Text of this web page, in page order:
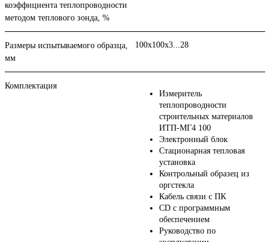
коэффициента теплопроводности
методом теплового зонда, %
Размеры испытываемого образца,
мм
100х100х3...28
Комплектация
Измеритель
теплопроводности
строительных материалов
ИТП-МГ4 100
Электронный блок
Cтационарная тепловая
установка
Контрольный образец из
оргстекла
Кабель связи с ПК
CD с программным
обеспечением
Руководство по